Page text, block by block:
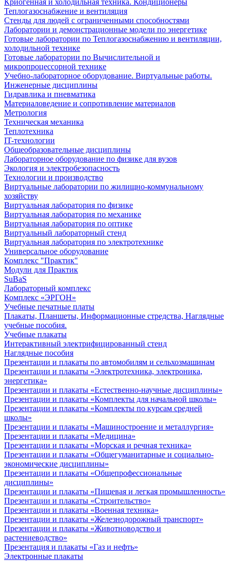
Криогенная и холодильная техника. Кондиционеры
Теплогазоснабжение и вентиляция
Стенды для людей с ограниченными способностями
Лаборатории и демонстрационные модели по энергетике
Готовые лаборатории по Теплогазоснабжению и вентиляции,
холодильной технике
Готовые лаборатории по Вычислительной и
микропроцессорной технике
Учебно-лабораторное оборудование. Виртуальные работы.
Инженерные дисциплины
Гидравлика и пневматика
Материаловедение и сопротивление материалов
Метрология
Техническая механика
Теплотехника
IT-технологии
Общеобразовательные дисциплины
Лабораторное оборудование по физике для вузов
Экология и электробезопасность
Технологии и производство
Виртуальные лаборатории по жилищно-коммунальному
хозяйству
Виртуальная лаборатория по физике
Виртуальная лаборатория по механике
Виртуальная лаборатория по оптике
Виртуальный лабораторный стенд
Виртуальная лаборатория по электротехнике
Универсальное оборудование
Комплекс "Практик"
Модули для Практик
SuBaS
Лабораторный комплекс
Комплекс «ЭРГОН»
Учебные печатные платы
Плакаты, Планшеты, Информационные стредства, Наглядные
учебные пособия.
Учебные плакаты
Интерактивный электрифицированный стенд
Наглядные пособия
Презентации и плакаты по автомобилям и сельхозмашинам
Презентации и плакаты «Электротехника, электроника,
энергетика»
Презентации и плакаты «Естественно-научные дисциплины»
Презентации и плакаты «Комплекты для начальной школы»
Презентации и плакаты «Комплекты по курсам средней
школы»
Презентации и плакаты «Машиностроение и металлургия»
Презентации и плакаты «Медицина»
Презентации и плакаты «Морская и речная техника»
Презентации и плакаты «Общегуманитарные и социально-
экономические дисциплины»
Презентации и плакаты «Общепрофессиональные
дисциплины»
Презентации и плакаты «Пищевая и легкая промышленность»
Презентации и плакаты «Строительство»
Презентации и плакаты «Военная техника»
Презентации и плакаты «Железнодорожный транспорт»
Презентации и плакаты «Животноводство и
растениеводство»
Презентация и плакаты «Газ и нефть»
Электронные плакаты